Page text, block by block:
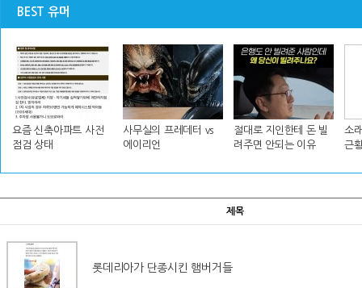
BEST 유머
요즘 신축아파트 사전
점검 상태
사무실의 프레데터 vs
에이리언
절대로 지인한테 돈 빌
려주면 안되는 이유
소
근
제목
롯데리아가 단종시킨 햄버거들